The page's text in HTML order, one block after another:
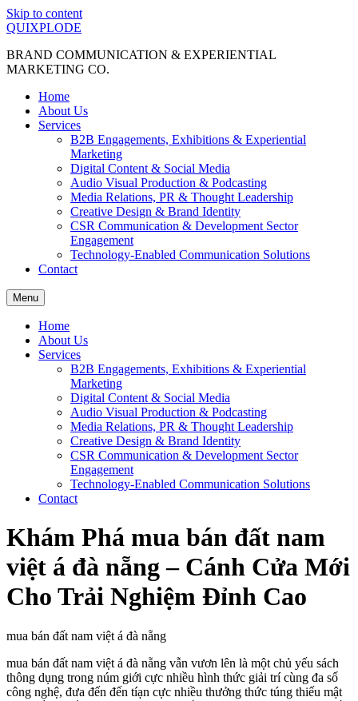
Skip to content
QUIXPLODE
BRAND COMMUNICATION & EXPERIENTIAL
MARKETING CO.
Home
About Us
Services
B2B Engagements, Exhibitions & Experiential
Marketing
Digital Content & Social Media
Audio Visual Production & Podcasting
Media Relations, PR & Thought Leadership
Creative Design & Brand Identity
CSR Communication & Development Sector
Engagement
Technology-Enabled Communication Solutions
Contact
Menu
Home
About Us
Services
B2B Engagements, Exhibitions & Experiential
Marketing
Digital Content & Social Media
Audio Visual Production & Podcasting
Media Relations, PR & Thought Leadership
Creative Design & Brand Identity
CSR Communication & Development Sector
Engagement
Technology-Enabled Communication Solutions
Contact
Khám Phá mua bán đất nam
việt á đà nẵng – Cánh Cửa Mới
Cho Trải Nghiệm Đỉnh Cao
mua bán đất nam việt á đà nẵng
mua bán đất nam việt á đà nẵng vẫn vươn lên là một chủ yếu sách
thông dụng trong núm giới cực nhiều hình thức giải trí cùng đa số
công nghệ, đưa đến đến tíạn cực nhiều thưởng thức túng thiếu mật